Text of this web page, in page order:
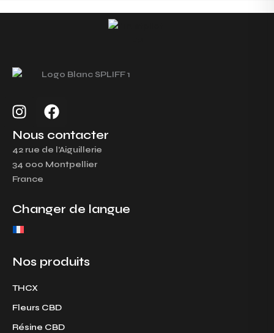
I
n
s
t
a
g
a
m
F
a
c
e
b
k
Nous contacter
42 rue de l’Aiguillerie
34 000 Montpellier
France
Changer de langue
Nos produits
THCX
Fleurs CBD
Résine CBD